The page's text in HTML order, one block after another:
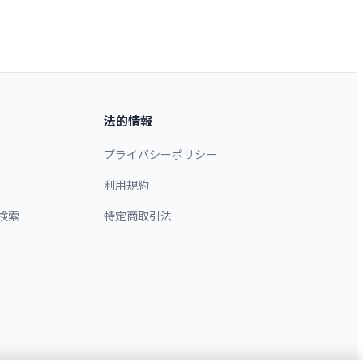
索
法的情報
プライバシーポリシー
利用規約
特定商取引法